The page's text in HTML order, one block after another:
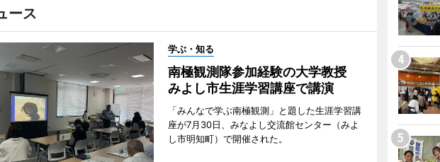
ース
学ぶ・知る
南極観測隊参加経験の大学教授
みよし市生涯学習講座で講演
「みんなで学ぶ南極観測」と題した生涯学習講
座が7月30日、みなよし交流館センター（みよ
し市明知町）で開催された。